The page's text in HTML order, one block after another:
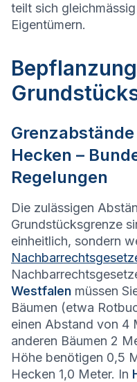
teilt sich
Eigentümern.
Hecken –
Regelungen
Die zulässigen
Grundstücksgrenze
einheitlich, sondern
Westfalen müssen
Bäumen (etwa
einen Abstand von 4
anderen Bäumen 2
Höhe benötigen 0,5
Hecken 1,0 Meter. In